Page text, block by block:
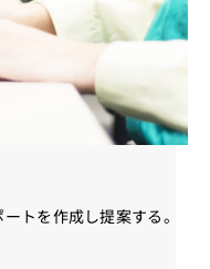
トを作成し提案する。